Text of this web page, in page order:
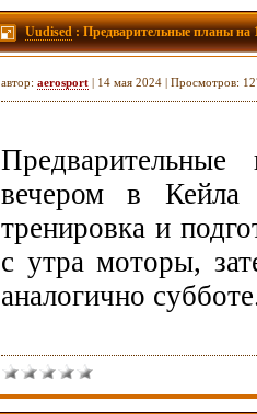
Uudised: Предварительные планы на
автор: aerosport | 14 мая 2024 | Просмотров:
вечером в Кейла
тренировка и
с утра моторы,
аналогично